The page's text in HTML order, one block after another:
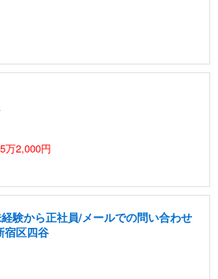
万2,000円
験から正社員/メールでの問い合わせ
宿区四谷